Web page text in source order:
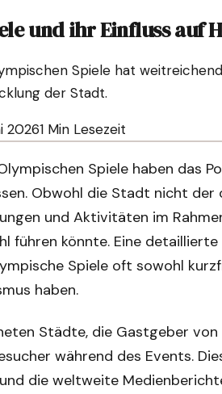
und ihr Einfluss auf
Spiele hat
der Stadt.
20261 Min Lesezeit
Spiele haben das
Obwohl die Stadt nicht
und Aktivitäten im
führen könnte. Eine
Spiele oft sowohl
haben.
Städte, die Gastgeber
während des Events.
die weltweite